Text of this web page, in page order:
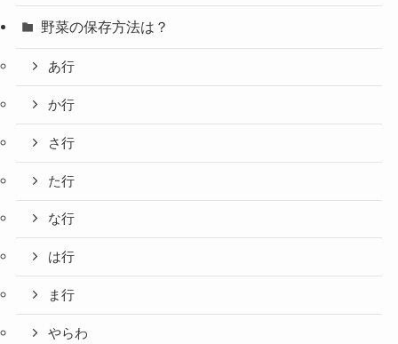
野菜の保存方法は？
あ行
か行
さ行
た行
な行
は行
ま行
やらわ